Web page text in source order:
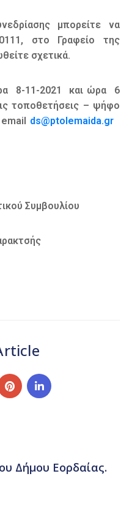
μπορείτε να
στο Γραφείο της
σχετικά.
8-11-2021 και ώρα 6
τοποθετήσεις – ψήφο
ds@ptolemaida.gr
Συμβουλίου
Δήμου Εορδαίας.